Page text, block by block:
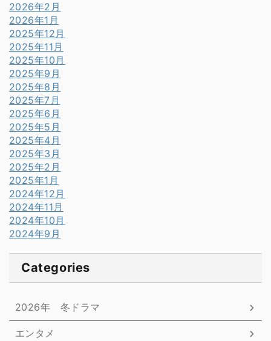
2026年2月
2026年1月
2025年12月
2025年11月
2025年10月
2025年9月
2025年8月
2025年7月
2025年6月
2025年5月
2025年4月
2025年3月
2025年2月
2025年1月
2024年12月
2024年11月
2024年10月
2024年9月
Categories
2026年 冬ドラマ
エンタメ